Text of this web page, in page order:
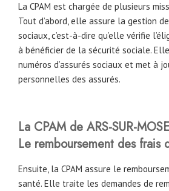
La CPAM est chargée de plusieurs
Tout d’abord, elle assure la gestion
sociaux, c’est-à-dire qu’elle vérifie
à bénéficier de la sécurité sociale.
numéros d’assurés sociaux et met à
personnelles des assurés.
La CPAM de ARS-SUR-
Le remboursement des frais
Ensuite, la CPAM assure le
santé. Elle traite les demandes de